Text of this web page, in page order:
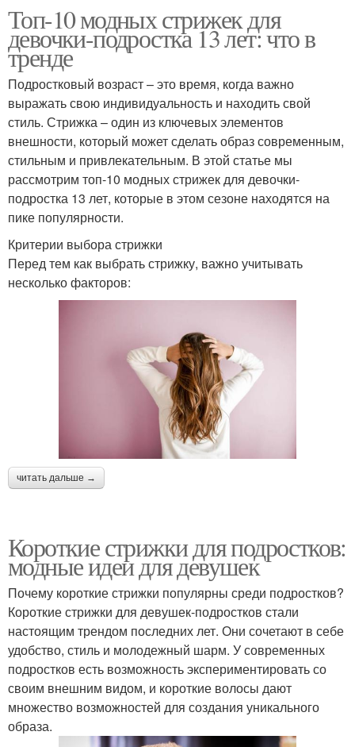
Топ-10 модных стрижек для
девочки-подростка 13 лет: что в
тренде
Подростковый возраст – это время, когда важно
выражать свою индивидуальность и находить свой
стиль. Стрижка – один из ключевых элементов
внешности, который может сделать образ современным,
стильным и привлекательным. В этой статье мы
рассмотрим топ-10 модных стрижек для девочки-
подростка 13 лет, которые в этом сезоне находятся на
пике популярности.
Критерии выбора стрижки
Перед тем как выбрать стрижку, важно учитывать
несколько факторов:
читать дальше →
Короткие стрижки для подростков:
модные идеи для девушек
Почему короткие стрижки популярны среди подростков?
Короткие стрижки для девушек-подростков стали
настоящим трендом последних лет. Они сочетают в себе
удобство, стиль и молодежный шарм. У современных
подростков есть возможность экспериментировать со
своим внешним видом, и короткие волосы дают
множество возможностей для создания уникального
образа.